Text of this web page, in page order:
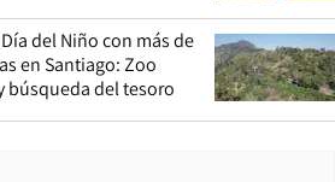
del Niño con más de
en Santiago: Zoo
búsqueda del tesoro